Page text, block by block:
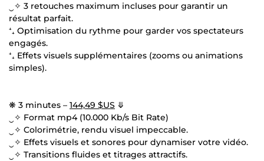
‿✧ 3 retouches maximum incluses pour garantir un
résultat parfait.
⁺₊ Optimisation du rythme pour garder vos spectateurs
engagés.
⁺₊ Effets visuels supplémentaires (zooms ou animations
simples).
❋ 3 minutes – 144,49 $US ⤋
‿✧ Format mp4 (10.000 Kb/s Bit Rate)
‿✧ Colorimétrie, rendu visuel impeccable.
‿✧ Effets visuels et sonores pour dynamiser votre vidéo.
‿✧ Transitions fluides et titrages attractifs.